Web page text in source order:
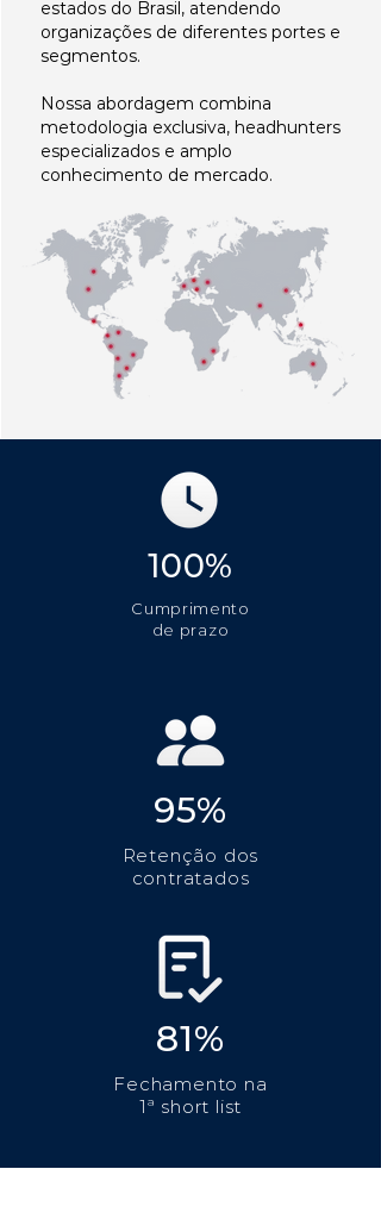
estados do Brasil, atendendo
organizações de diferentes portes e
segmentos.
Nossa abordagem combina
metodologia exclusiva, headhunters
especializados e amplo
conhecimento de mercado.
100%
Cumprimento
de prazo
95%
Retenção dos
contratados
81%
Fechamento na
1ª short list